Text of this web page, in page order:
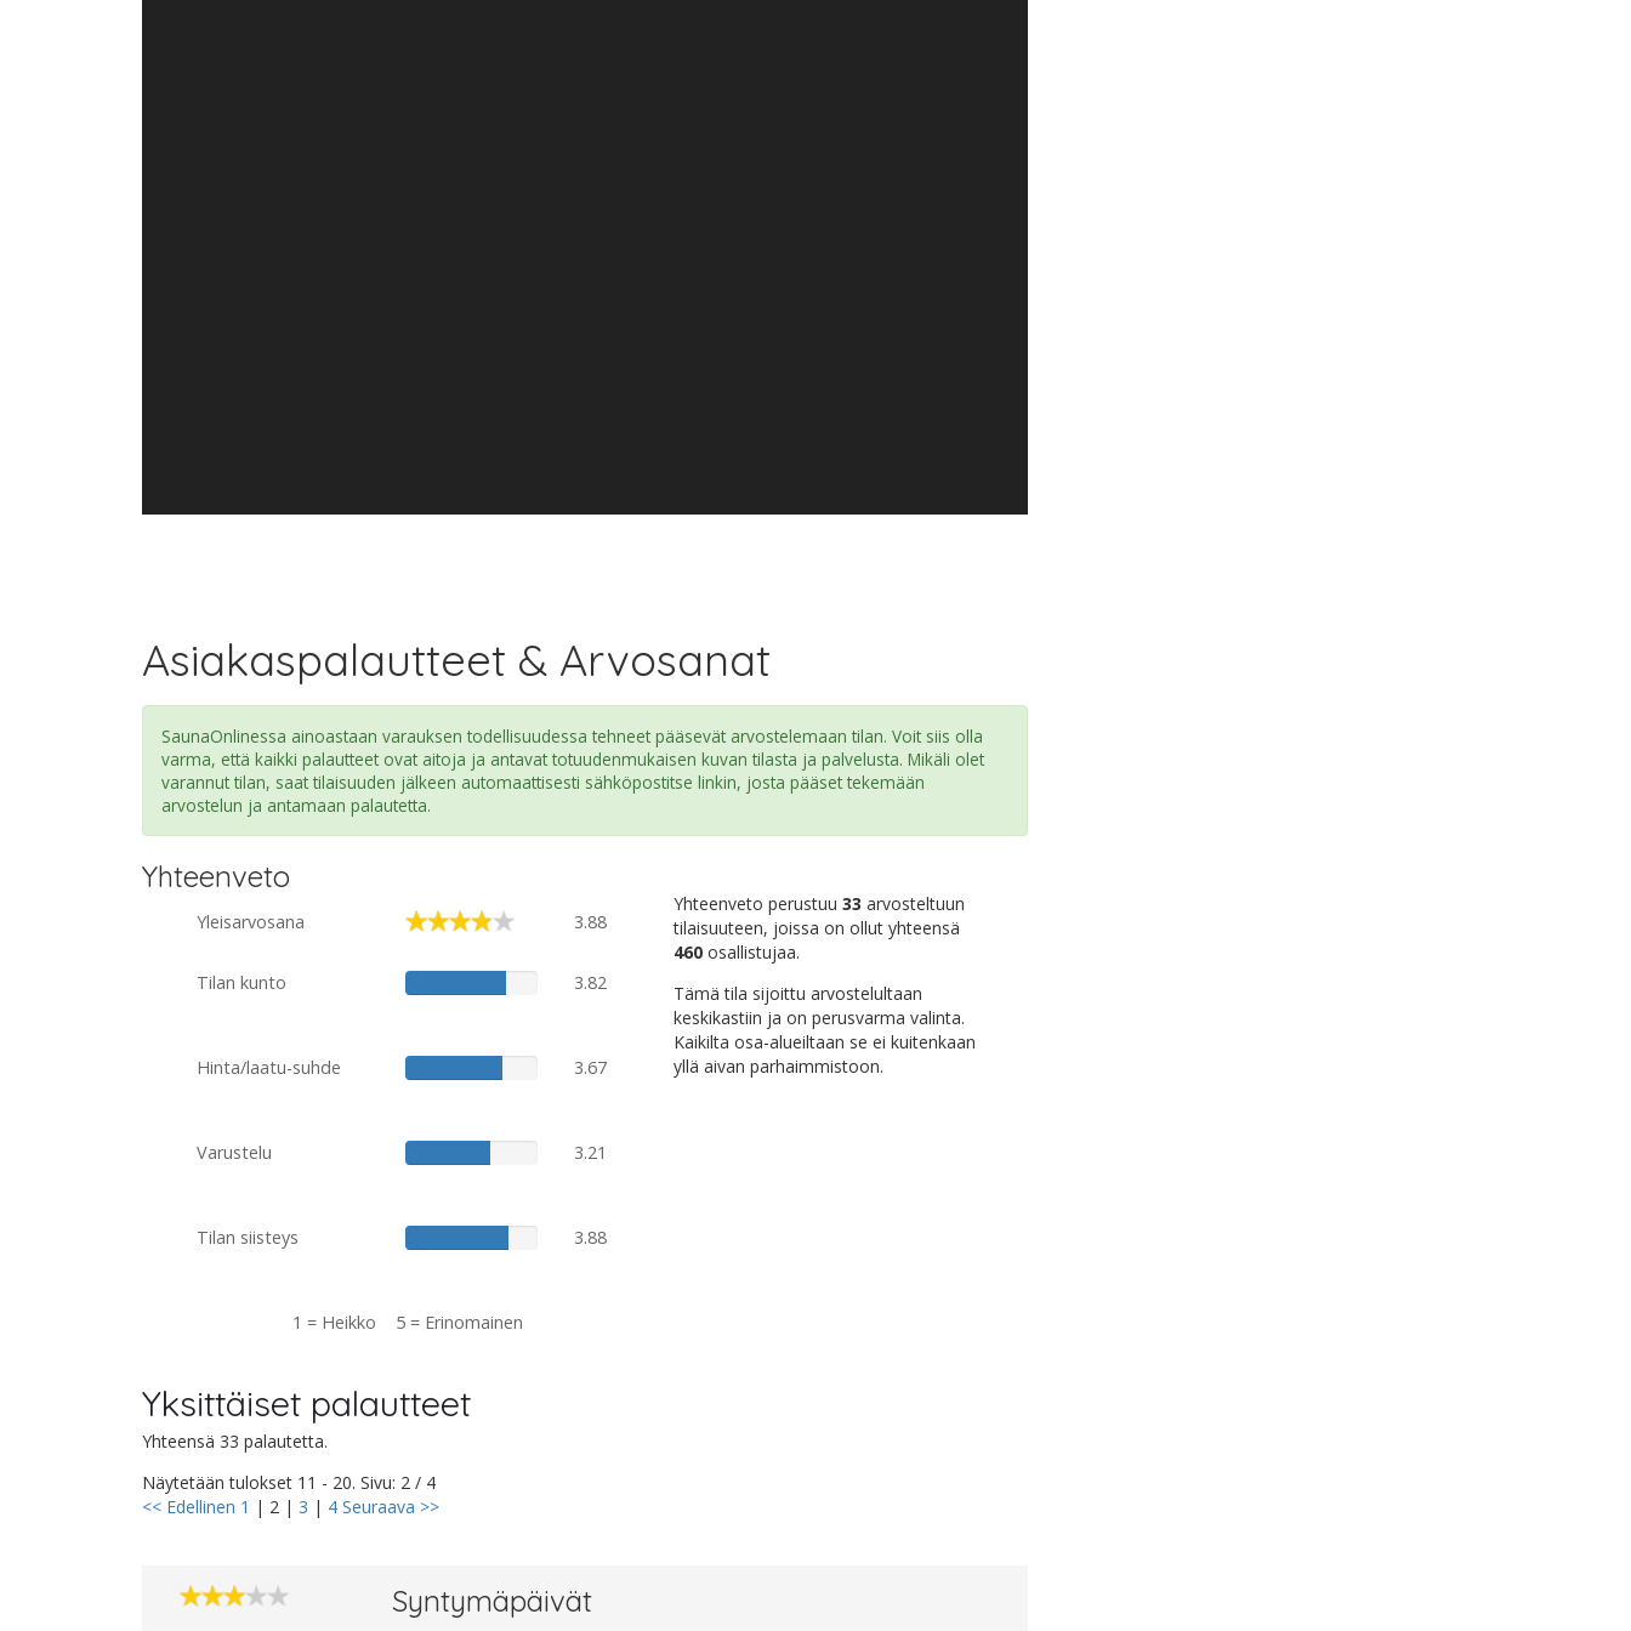
Asiakaspalautteet & Arvosanat
SaunaOnlinessa ainoastaan varauksen todellisuudessa tehneet pääsevät arvostelemaan tilan. Voit siis olla
varma, että kaikki palautteet ovat aitoja ja antavat totuudenmukaisen kuvan tilasta ja palvelusta. Mikäli olet
varannut tilan, saat tilaisuuden jälkeen automaattisesti sähköpostitse linkin, josta pääset tekemään
arvostelun ja antamaan palautetta.
Yhteenveto
Yleisarvosana 3.88
Tilan kunto 3.82
Hinta/laatu-suhde 3.67
Varustelu 3.21
Tilan siisteys 3.88
1 = Heikko 5 = Erinomainen
Yhteenveto perustuu33 arvosteltuun
tilaisuuteen, joissa on ollut yhteensä
460 osallistujaa.
Tämä tila sijoittu arvostelultaan
keskikastiin ja on perusvarma valinta.
Kaikilta osa-alueiltaan se ei kuitenkaan
yllä aivan parhaimmistoon.
Yksittäiset palautteet
Yhteensä 33 palautetta.
Näytetään tulokset 11 - 20. Sivu: 2 / 4
<< Edellinen 1 | 2 | 3 | 4 Seuraava >>
Syntymäpäivät